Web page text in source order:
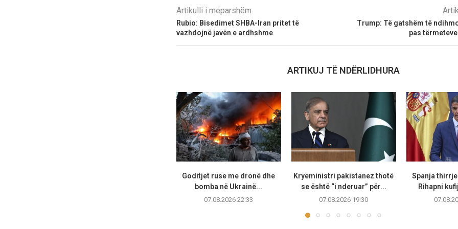
Artikulli i mëparshëm
Rubio: Bisedimet SHBA-Iran pritet të
vazhdojnë javën e ardhshme
Trump: Të gatshëm të
pas
ARTIKUJ TË NDËRLIDHURA
Goditjet ruse me dronë dhe
bomba në Ukrainë...
07.08.2026 22:33
Kryeministri pakistanez thotë
se është “i nderuar” për...
07.08.2026 19:30
Spanja
Rihapni